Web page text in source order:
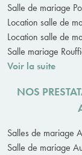
Salle de mariage
Location salle de
Location salle de
Salle mariage
Voir la suite
NOS
Salles de mariage
Salle de mariage